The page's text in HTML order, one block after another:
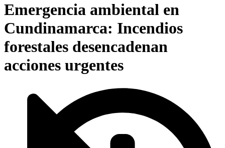
Emergencia ambiental en
Cundinamarca: Incendios
forestales desencadenan
acciones urgentes